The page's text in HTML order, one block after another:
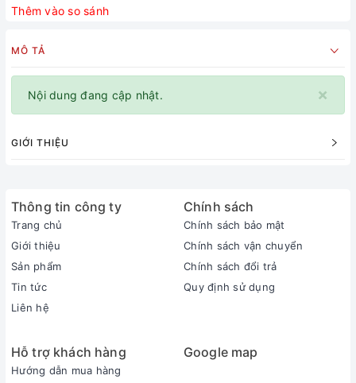
Thêm vào so sánh
MÔ TẢ
×
Nội dung đang cập nhật.
GIỚI THIỆU
Thông tin công ty
Trang chủ
Giới thiệu
Sản phẩm
Tin tức
Liên hệ
Chính sách
Chính sách bảo mật
Chính sách vận chuyển
Chính sách đổi trả
Quy định sử dụng
Hỗ trợ khách hàng
Hướng dẫn mua hàng
Google map